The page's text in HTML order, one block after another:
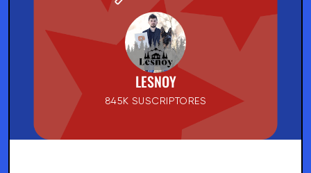
LESNOY
845K SUSCRIPTORES